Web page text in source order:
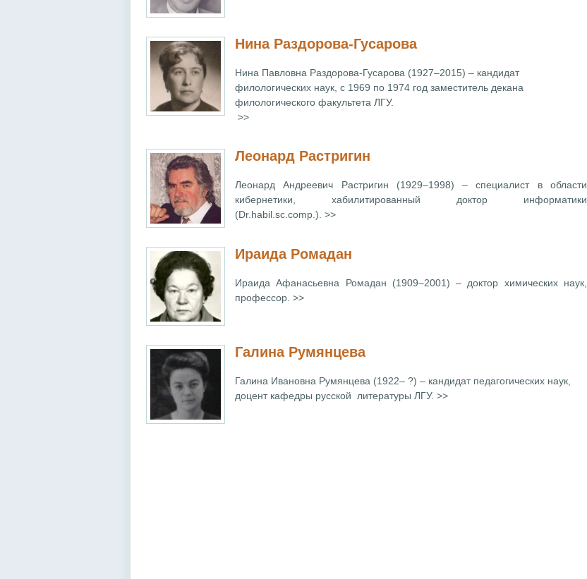
Нина Раздорова-Гусарова
Нина Павловна Раздорова-Гусарова (1927–2015) – кандидат
филологических наук, с 1969 по 1974 год заместитель декана
филологического факультета ЛГУ.
>>
Леонард Растригин
Леонард Андреевич Растригин (1929–1998) – специалист в области
кибернетики, хабилитированный доктор информатики
(Dr.habil.sc.соmр.). >>
Ираида Ромадан
Ираида Афанасьевна Ромадан (1909–2001) – доктор химических наук,
профессор. >>
Галина Румянцева
Галина Ивановна Румянцева (1922– ?) – кандидат педагогических наук,
доцент кафедры русской литературы ЛГУ. >>